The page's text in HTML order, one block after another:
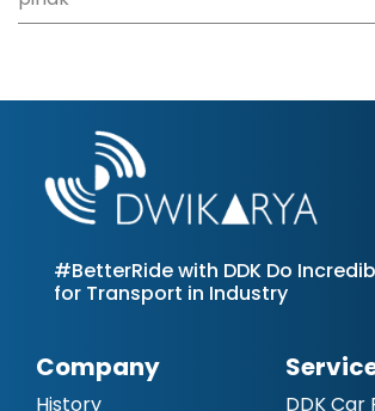
#BetterRide with DDK Do
for Transport in Industry
Company
History
DDK Car